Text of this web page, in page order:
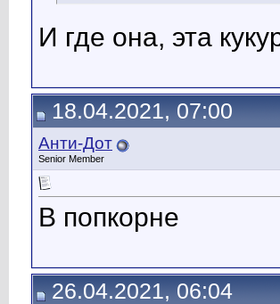
И где она, эта
18.04.2021, 07:00
Анти-Дот
Senior Member
В попкорне
26.04.2021, 06:04